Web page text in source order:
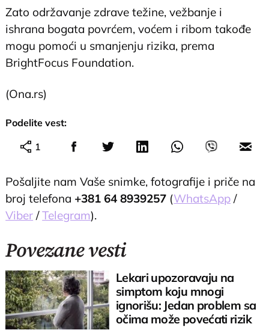
Zato održavanje zdrave težine, vežbanje i
ishrana bogata povrćem, voćem i ribom takođe
mogu pomoći u smanjenju rizika, prema
BrightFocus Foundation.
(Ona.rs)
Podelite vest:
1
Pošaljite nam Vaše snimke, fotografije i priče na
broj telefona +381 64 8939257 (WhatsApp /
Viber /Telegram).
Povezane vesti
Lekari upozoravaju na
simptom koju mnogi
ignorišu: Jedan problem sa
očima može povećati rizik